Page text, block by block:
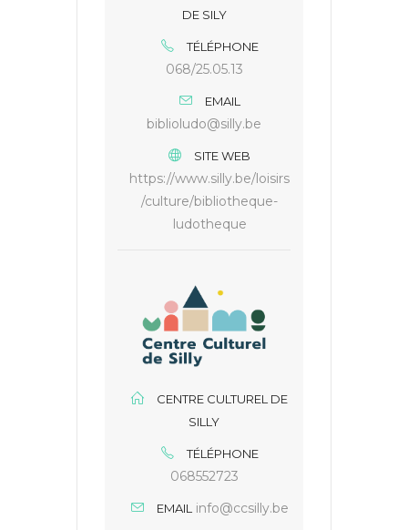
DE SILY
TÉLÉPHONE
068/25.05.13
EMAIL
biblioludo@silly.be
SITE WEB
https://www.silly.be/loisirs
/culture/bibliotheque-
ludotheque
CENTRE CULTUREL DE
SILLY
TÉLÉPHONE
068552723
EMAIL info@ccsilly.be